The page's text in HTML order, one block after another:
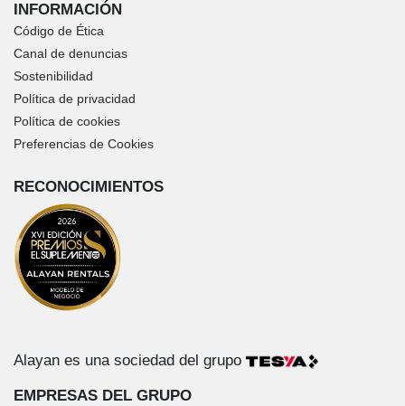
INFORMACIÓN
Código de Ética
Canal de denuncias
Sostenibilidad
Política de privacidad
Política de cookies
Preferencias de Cookies
RECONOCIMIENTOS
Alayan es una sociedad del grupo
EMPRESAS DEL GRUPO